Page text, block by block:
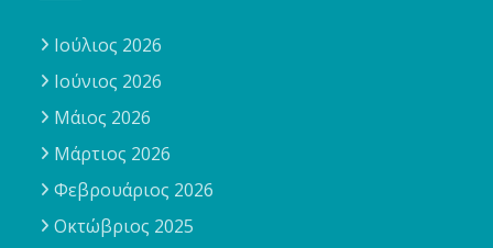
Ιούλιος 2026
Ιούνιος 2026
Μάιος 2026
Μάρτιος 2026
Φεβρουάριος 2026
Οκτώβριος 2025